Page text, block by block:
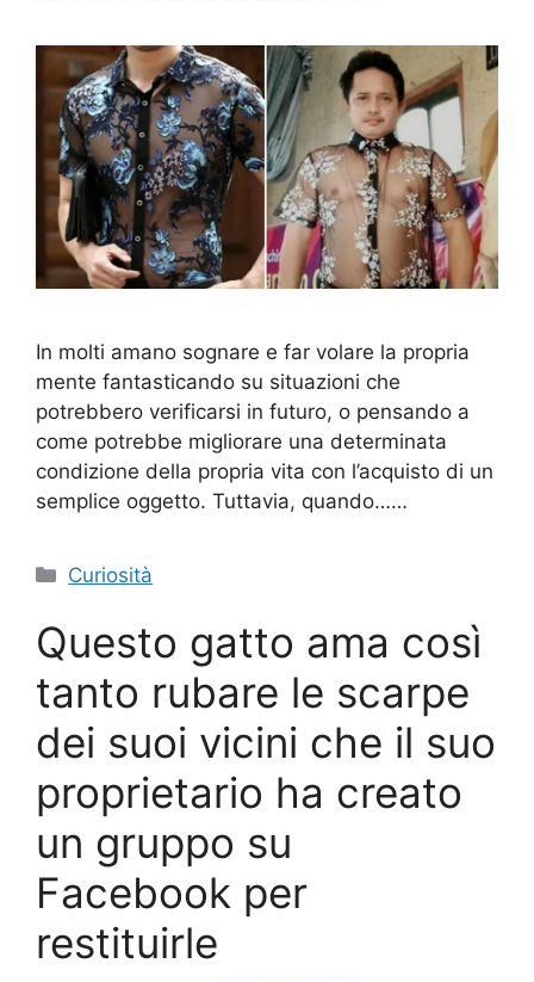
In molti amano sognare e far volare la propria
mente fantasticando su situazioni che
potrebbero verificarsi in futuro, o pensando a
come potrebbe migliorare una determinata
condizione della propria vita con l’acquisto di un
semplice oggetto. Tuttavia, quando……
Categorie
Curiosità
Questo gatto ama così
tanto rubare le scarpe
dei suoi vicini che il suo
proprietario ha creato
un gruppo su
Facebook per
restituirle